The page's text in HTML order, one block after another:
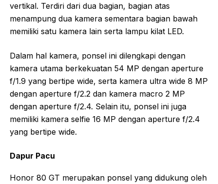
vertikal. Terdiri dari dua bagian, bagian atas
menampung dua kamera sementara bagian bawah
memiliki satu kamera lain serta lampu kilat LED.
Dalam hal kamera, ponsel ini dilengkapi dengan
kamera utama berkekuatan 54 MP dengan aperture
f/1.9 yang bertipe wide, serta kamera ultra wide 8 MP
dengan aperture f/2.2 dan kamera macro 2 MP
dengan aperture f/2.4. Selain itu, ponsel ini juga
memiliki kamera selfie 16 MP dengan aperture f/2.4
yang bertipe wide.
Dapur Pacu
Honor 80 GT merupakan ponsel yang didukung oleh